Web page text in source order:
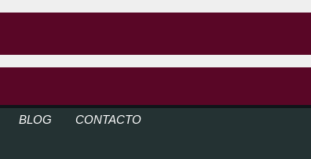
BLOG CONTACTO